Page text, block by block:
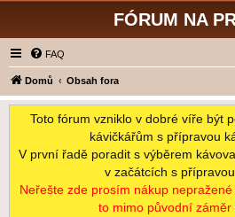
FÓRUM NA
FAQ
Domů Obsah fora
Toto fórum vzniklo v dobré víře být
kávičkářům s přípravou
V první řadě poradit s výběrem
v začátcích s přípravou
Neřešte zde prosím nákup
to mimo původní záměr